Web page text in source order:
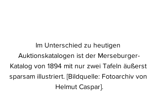
Im Unterschied zu heutigen
Auktionskatalogen ist der Merseburger-
Katalog von 1894 mit nur zwei Tafeln äußerst
sparsam illustriert. [Bildquelle: Fotoarchiv von
Helmut Caspar].